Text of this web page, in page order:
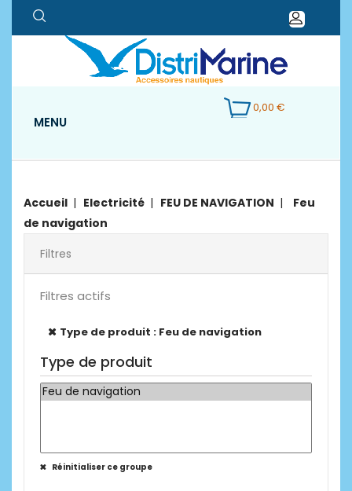
0,00 €
MENU
Accueil Electricité FEU DE NAVIGATION
Feu
de navigation
Filtres
Filtres actifs
Type de produit : Feu de navigation
Type de produit
Réinitialiser ce groupe